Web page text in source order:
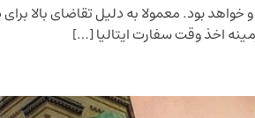
خواهد بود. معمولا به دلیل تقاضای
اخذ وقت سفارت ایتالیا […]